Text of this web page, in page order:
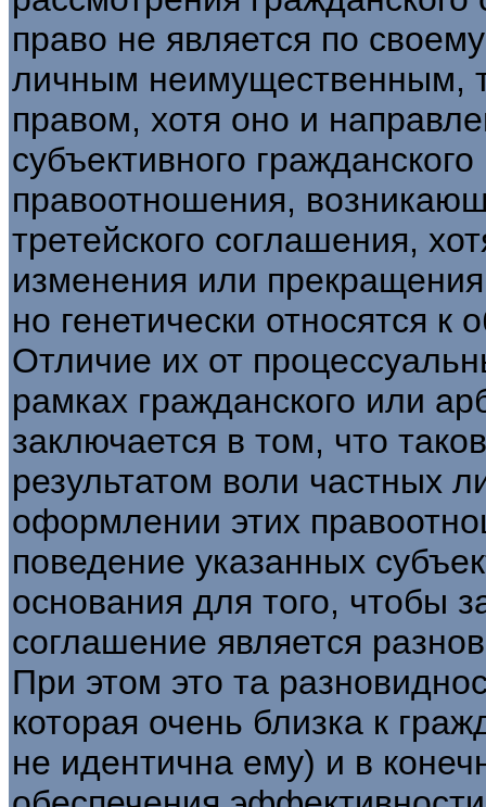
право не является по
личным неимущественным,
правом, хотя оно и
субъективного
правоотношения,
третейского соглашения,
изменения или
но генетически относятся к
Отличие их от
рамках гражданского или
заключается в том, что
результатом воли частных
оформлении этих
поведение указанных
основания для того, чтобы
соглашение является
При этом это та
которая очень близка к
не идентична ему) и в